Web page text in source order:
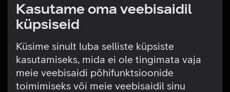
Kasutame oma veebisaidil
küpsiseid
Küsime sinult luba selliste küpsiste
kasutamiseks, mida ei ole tingimata vaja
meie veebisaidi põhifunktsioonide
toimimiseks või meie veebisaidil sinu
Tehniline viga